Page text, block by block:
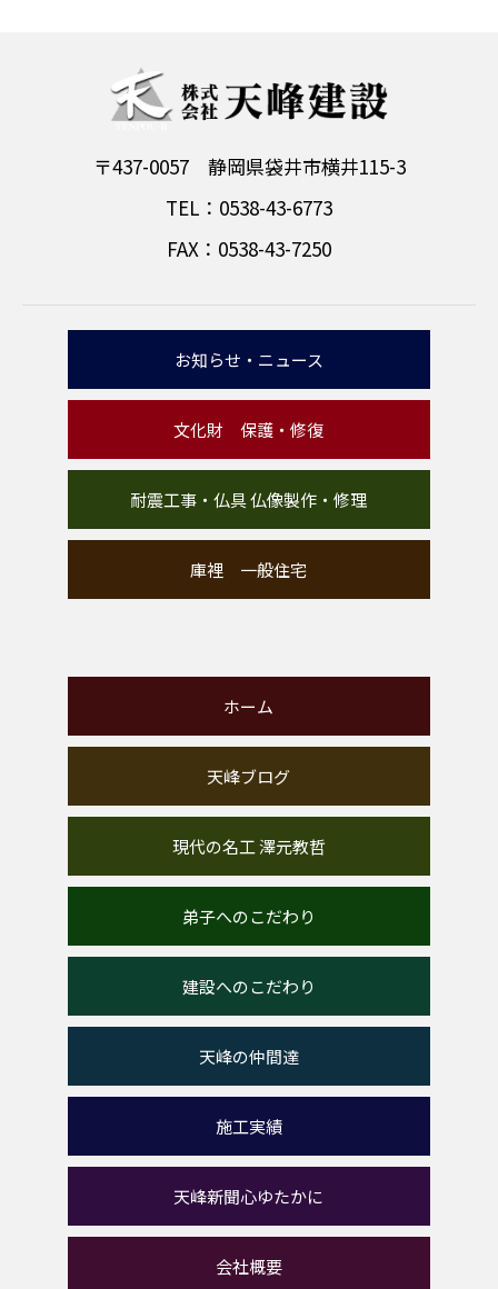
〒437-0057 静岡県袋井市横井115-3
TEL：0538-43-6773
FAX：0538-43-7250
お知らせ・ニュース
文化財 保護・修復
耐震工事・仏具 仏像製作・修理
庫裡 一般住宅
ホーム
天峰ブログ
現代の名工 澤元教哲
弟子へのこだわり
建設へのこだわり
天峰の仲間達
施工実績
天峰新聞心ゆたかに
会社概要